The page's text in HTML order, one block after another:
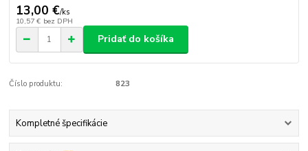
13,00 €/ks
10,57 € bez DPH
Pridať do košíka
Číslo produktu: 823
Kompletné špecifikácie